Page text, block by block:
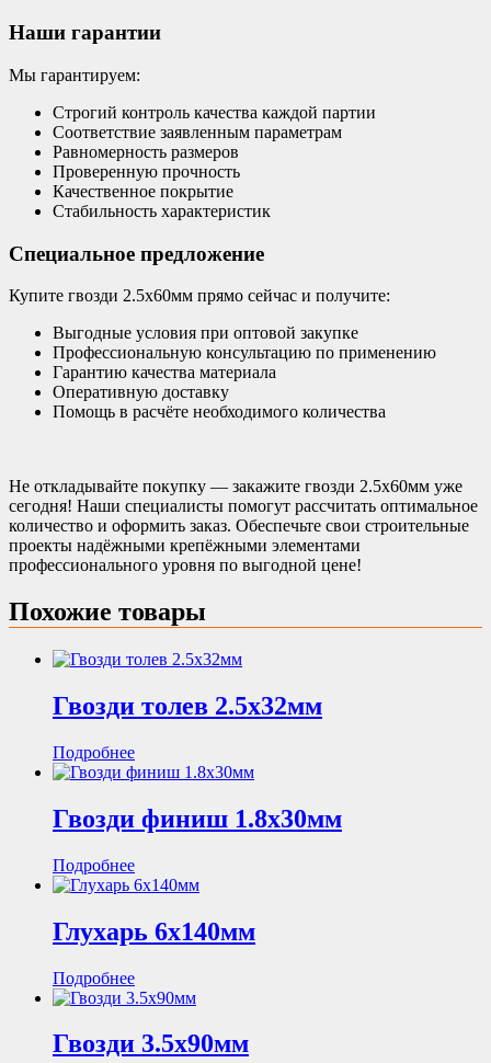
Наши гарантии
Мы гарантируем:
Строгий контроль качества каждой партии
Соответствие заявленным параметрам
Равномерность размеров
Проверенную прочность
Качественное покрытие
Стабильность характеристик
Специальное предложение
Купите гвозди 2.5х60мм прямо сейчас и получите:
Выгодные условия при оптовой закупке
Профессиональную консультацию по применению
Гарантию качества материала
Оперативную доставку
Помощь в расчёте необходимого количества
Не откладывайте покупку — закажите гвозди 2.5х60мм уже
сегодня! Наши специалисты помогут рассчитать оптимальное
количество и оформить заказ. Обеспечьте свои строительные
проекты надёжными крепёжными элементами
профессионального уровня по выгодной цене!
Похожие товары
Гвозди толев 2.5х32мм
Подробнее
Гвозди финиш 1.8х30мм
Подробнее
Глухарь 6х140мм
Подробнее
Гвозди 3.5х90мм